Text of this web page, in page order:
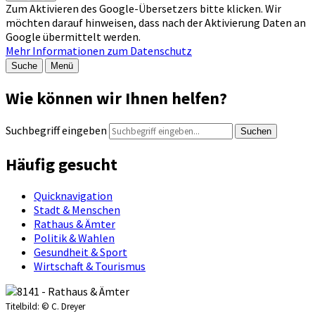
Zum Aktivieren des Google-Übersetzers bitte klicken. Wir
möchten darauf hinweisen, dass nach der Aktivierung Daten an
Google übermittelt werden.
Mehr Informationen zum Datenschutz
Suche Menü
Wie können wir Ihnen helfen?
Suchbegriff eingeben Suchen
Häufig gesucht
Quicknavigation
Stadt & Menschen
Rathaus & Ämter
Politik & Wahlen
Gesundheit & Sport
Wirtschaft & Tourismus
Titelbild: © C. Dreyer